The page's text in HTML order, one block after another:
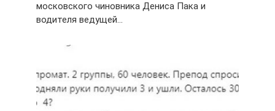
московского чиновника Дениса Пака и
водителя ведущей…